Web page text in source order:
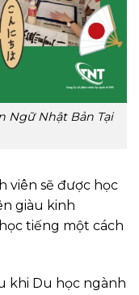
Ngữ Nhật Bản Tại
viên sẽ được học
giàu kinh
tiếng một cách
khi Du học ngành